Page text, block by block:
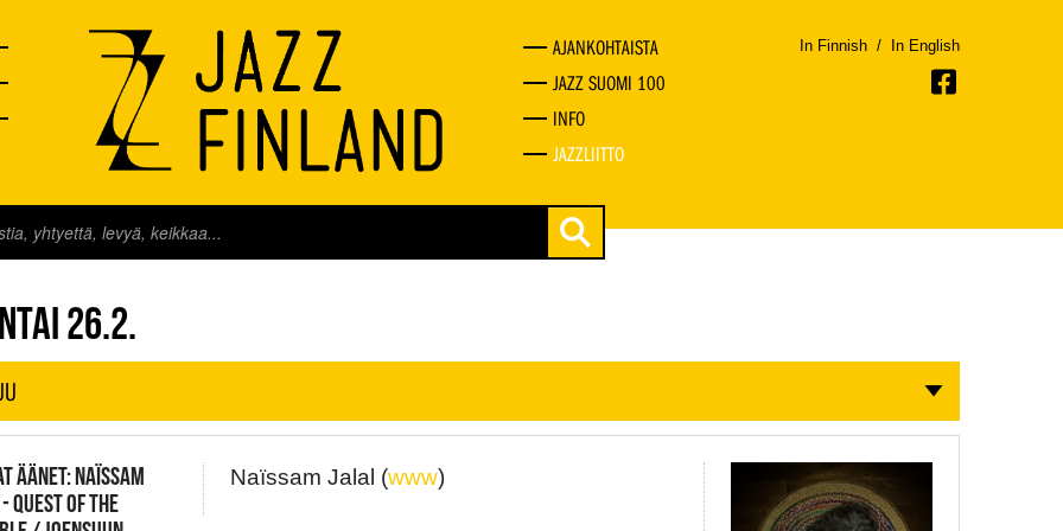
AJANKOHTAISTA
JAZZ SUOMI 100
INFO
JAZZLIITTO
In Finnish / In English
LIVE
26.2.
ÄÄNET: NAÏSSAM
QUEST OF THE
Naïssam Jalal (www)